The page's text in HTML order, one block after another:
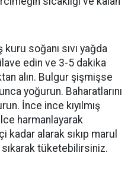
kuru soğanı sıvı yağda
edin ve 3-5 dakika
alın. Bulgur şişmişse
yoğurun. Baharatlarını
İnce ince kıyılmış
harmanlayarak
kadar alarak sıkıp marul
tüketebilirsiniz.